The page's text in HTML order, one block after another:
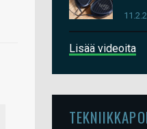
Lisää videoita